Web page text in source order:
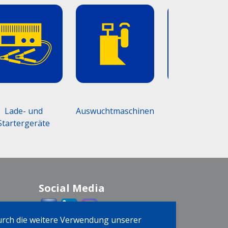
die weitere Verwendung unserer
und
Auswuchtmaschinen
Social Media